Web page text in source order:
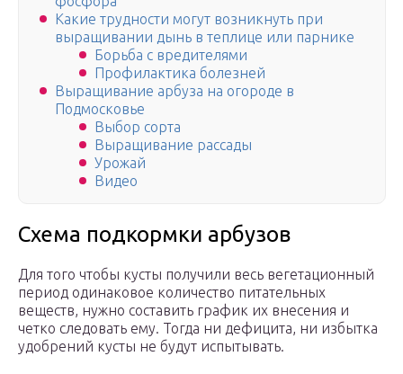
Какие трудности могут возникнуть при
выращивании дынь в теплице или парнике
Борьба с вредителями
Профилактика болезней
Выращивание арбуза на огороде в
Подмосковье
Выбор сорта
Выращивание рассады
Урожай
Видео
Схема подкормки арбузов
Для того чтобы кусты получили весь вегетационный
период одинаковое количество питательных
веществ, нужно составить график их внесения и
четко следовать ему. Тогда ни дефицита, ни избытка
удобрений кусты не будут испытывать.